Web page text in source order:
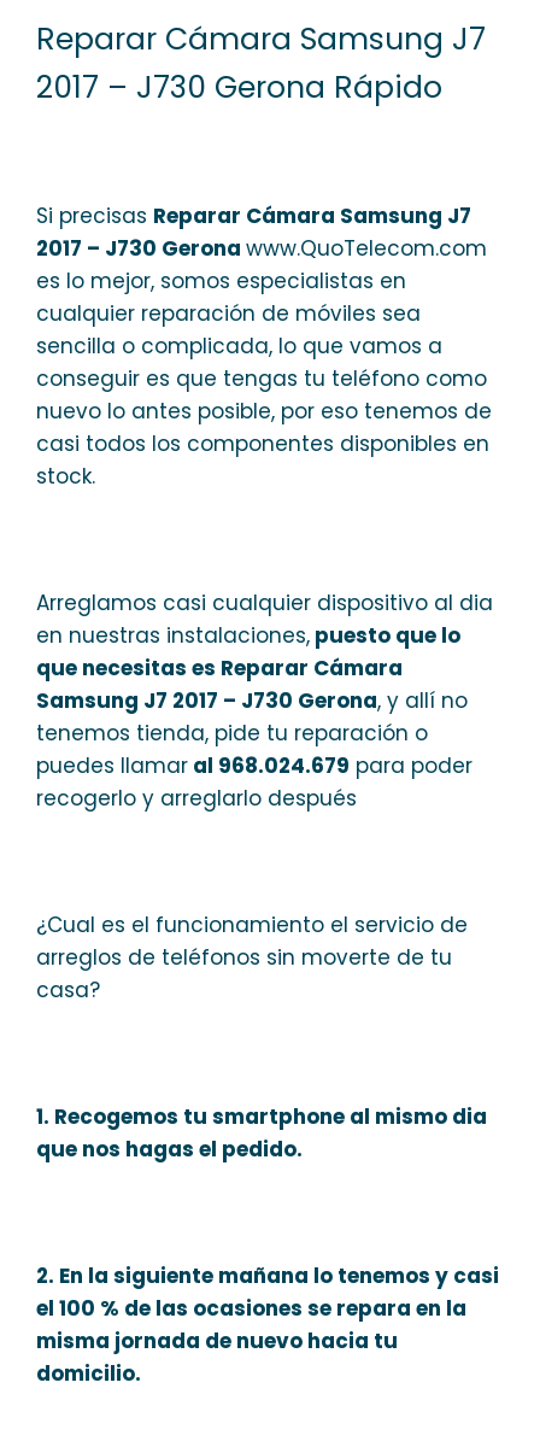
Reparar Cámara Samsung J7
2017 – J730 Gerona Rápido
Si precisas Reparar Cámara Samsung J7
2017 – J730 Gerona www.QuoTelecom.com
es lo mejor, somos especialistas en
cualquier reparación de móviles sea
sencilla o complicada, lo que vamos a
conseguir es que tengas tu teléfono como
nuevo lo antes posible, por eso tenemos de
casi todos los componentes disponibles en
stock.
Arreglamos casi cualquier dispositivo al dia
en nuestras instalaciones, puesto que lo
que necesitas es Reparar Cámara
Samsung J7 2017 – J730 Gerona, y allí no
tenemos tienda, pide tu reparación o
puedes llamar al 968.024.679 para poder
recogerlo y arreglarlo después
¿Cual es el funcionamiento el servicio de
arreglos de teléfonos sin moverte de tu
casa?
1. Recogemos tu smartphone al mismo dia
que nos hagas el pedido.
2. En la siguiente mañana lo tenemos y casi
el 100 % de las ocasiones se repara en la
misma jornada de nuevo hacia tu
domicilio.